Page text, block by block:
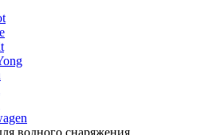
водного снаряжения